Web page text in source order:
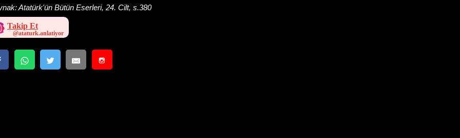
Atatürk'ün Bütün Eserleri, 24. Cilt, s.380
Takip Et